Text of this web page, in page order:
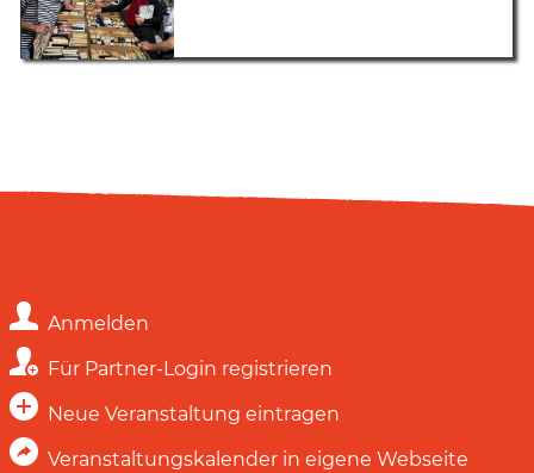
Anmelden
Für Partner-Login registrieren
Neue Veranstaltung eintragen
Veranstaltungskalender in eigene Webseite